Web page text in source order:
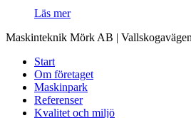
Läs mer
Maskinteknik Mörk AB |
Start
Om företaget
Maskinpark
Referenser
Kvalitet och miljö